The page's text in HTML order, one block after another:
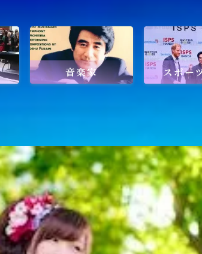
舞台俳優 アーティスト
ワールドメイトを知るのに
ワールドメイトで何を学
音楽家 スポー